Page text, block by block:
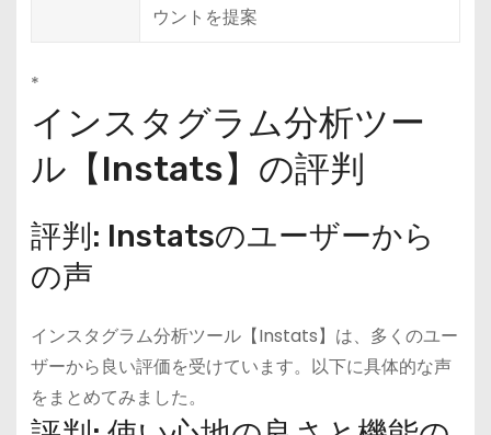
ウントを提案
*
インスタグラム分析ツー
ル【Instats】の評判
評判: Instatsのユーザーから
の声
インスタグラム分析ツール【Instats】は、多くのユー
ザーから良い評価を受けています。以下に具体的な声
をまとめてみました。